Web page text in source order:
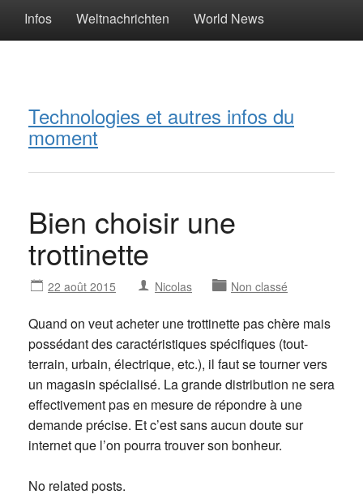
Infos Weltnachrichten World News
Technologies et autres infos du
moment
Bien choisir une
trottinette
22 août 2015 Nicolas Non classé
Quand on veut acheter une trottinette pas chère mais
possédant des caractéristiques spécifiques (tout-
terrain, urbain, électrique, etc.), il faut se tourner vers
un magasin spécialisé. La grande distribution ne sera
effectivement pas en mesure de répondre à une
demande précise. Et c’est sans aucun doute sur
internet que l’on pourra trouver son bonheur.
No related posts.